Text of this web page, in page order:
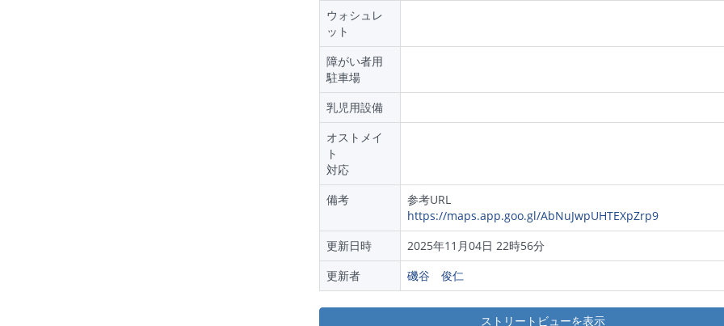
ウォシュレ
ット
障がい者用
駐車場
乳児用設備
オストメイ
ト
対応
備考
参考URL
https://maps.app.goo.gl/AbNuJwpUHTEXpZrp9
更新日時
2025年11月04日 22時56分
更新者
磯谷 俊仁
ストリートビューを表示